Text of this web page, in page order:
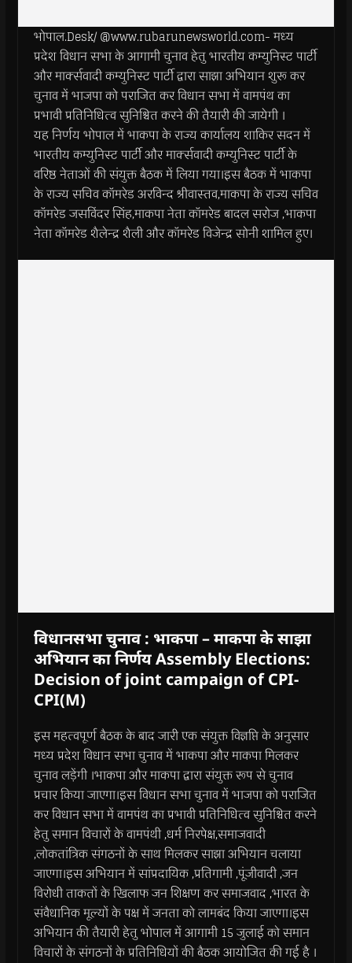
भोपाल.Desk/ @www.rubarunewsworld.com- मध्य
प्रदेश विधान सभा के आगामी चुनाव हेतु भारतीय कम्युनिस्ट पार्टी
और मार्क्सवादी कम्युनिस्ट पार्टी द्वारा साझा अभियान शुरू कर
चुनाव में भाजपा को पराजित कर विधान सभा में वामपंथ का
प्रभावी प्रतिनिधित्व सुनिश्चित करने की तैयारी की जायेगी ।
यह निर्णय भोपाल में भाकपा के राज्य कार्यालय शाकिर सदन में
भारतीय कम्युनिस्ट पार्टी और मार्क्सवादी कम्युनिस्ट पार्टी के
वरिष्ठ नेताओं की संयुक्त बैठक में लिया गया।इस बैठक में भाकपा
के राज्य सचिव कॉमरेड अरविन्द श्रीवास्तव,माकपा के राज्य सचिव
कॉमरेड जसविंदर सिंह,माकपा नेता कॉमरेड बादल सरोज ,भाकपा
नेता कॉमरेड शैलेन्द्र शैली और कॉमरेड विजेन्द्र सोनी शामिल हुए।
विधानसभा चुनाव : भाकपा – माकपा के साझा
अभियान का निर्णय Assembly Elections:
Decision of joint campaign of CPI-
CPI(M)
इस महत्वपूर्ण बैठक के बाद जारी एक संयुक्त विज्ञप्ति के अनुसार
मध्य प्रदेश विधान सभा चुनाव में भाकपा और माकपा मिलकर
चुनाव लड़ेंगी ।भाकपा और माकपा द्वारा संयुक्त रूप से चुनाव
प्रचार किया जाएगा।इस विधान सभा चुनाव में भाजपा को पराजित
कर विधान सभा में वामपंथ का प्रभावी प्रतिनिधित्व सुनिश्चित करने
हेतु समान विचारों के वामपंथी ,धर्म निरपेक्ष,समाजवादी
,लोकतांत्रिक संगठनों के साथ मिलकर साझा अभियान चलाया
जाएगा।इस अभियान में सांप्रदायिक ,प्रतिगामी ,पूंजीवादी ,जन
विरोधी ताकतों के खिलाफ जन शिक्षण कर समाजवाद ,भारत के
संवैधानिक मूल्यों के पक्ष में जनता को लामबंद किया जाएगा।इस
अभियान की तैयारी हेतु भोपाल में आगामी 15 जुलाई को समान
विचारों के संगठनों के प्रतिनिधियों की बैठक आयोजित की गई है ।